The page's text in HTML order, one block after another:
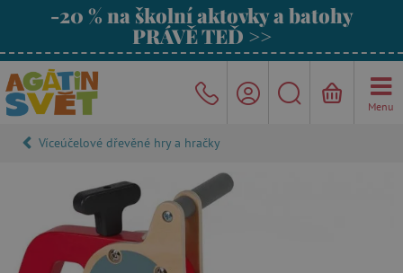
-20 % na školní aktovky a batohy
PRÁVĚ TEĎ >>
Menu
Víceúčelové dřevěné hry a hračky